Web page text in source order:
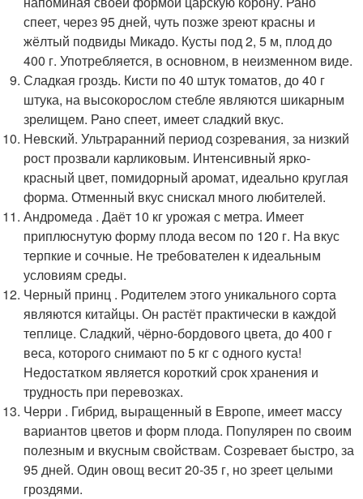
спеет, через 95 дней, чуть позже зреют красны и
жёлтый подвиды Микадо. Кусты под 2, 5 м, плод до
400 г. Употребляется, в основном, в неизменном виде.
Сладкая гроздь. Кисти по 40 штук томатов, до 40 г
штука, на высокорослом стебле являются шикарным
зрелищем. Рано спеет, имеет сладкий вкус.
Невский. Ультраранний период созревания, за низкий
рост прозвали карликовым. Интенсивный ярко-
красный цвет, помидорный аромат, идеально круглая
форма. Отменный вкус снискал много любителей.
Андромеда . Даёт 10 кг урожая с метра. Имеет
приплюснутую форму плода весом по 120 г. На вкус
терпкие и сочные. Не требователен к идеальным
условиям среды.
Черный принц . Родителем этого уникального сорта
являются китайцы. Он растёт практически в каждой
теплице. Сладкий, чёрно-бордового цвета, до 400 г
веса, которого снимают по 5 кг с одного куста!
Недостатком является короткий срок хранения и
трудность при перевозках.
Черри . Гибрид, выращенный в Европе, имеет массу
вариантов цветов и форм плода. Популярен по своим
полезным и вкусным свойствам. Созревает быстро, за
95 дней. Один овощ весит 20-35 г, но зреет целыми
гроздями.